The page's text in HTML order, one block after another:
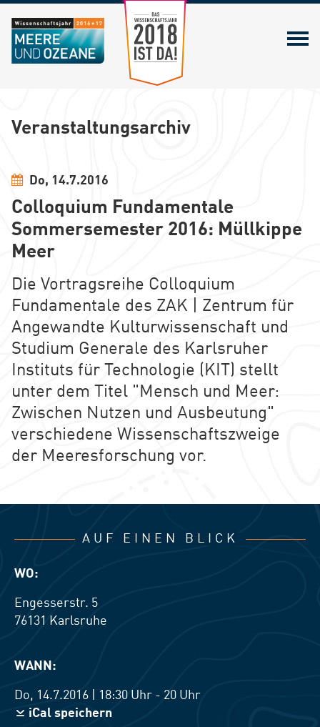
Zum Wissenschaftsjahr 2018
Veranstaltungsarchiv
Do, 14.7.2016
Colloquium Fundamentale
Sommersemester 2016: Müllkippe
Meer
Die Vortragsreihe Colloquium
Fundamentale des ZAK | Zentrum für
Angewandte Kulturwissenschaft und
Studium Generale des Karlsruher
Instituts für Technologie (KIT) stellt
unter dem Titel "Mensch und Meer:
Zwischen Nutzen und Ausbeutung"
verschiedene Wissenschaftszweige
der Meeresforschung vor.
AUF EINEN BLICK
WO:
Engesserstr. 5
76131
Karlsruhe
WANN:
Do, 14.7.2016 | 18:30 Uhr - 20 Uhr
iCal speichern